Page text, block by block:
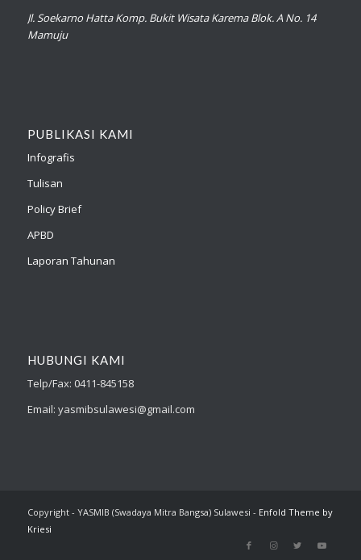
Jl. Soekarno Hatta Komp. Bukit Wisata Karema Blok. A No. 14
Mamuju
PUBLIKASI KAMI
Infografis
Tulisan
Policy Brief
APBD
Laporan Tahunan
HUBUNGI KAMI
Telp/Fax: 0411-845158
Email: yasmibsulawesi@gmail.com
Copyright - YASMIB (Swadaya Mitra Bangsa) Sulawesi - Enfold Theme by
Kriesi